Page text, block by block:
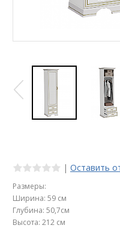
| Оставить
Размеры:
Ширина: 59 см
Глубина: 50,7см
Высота: 212 см